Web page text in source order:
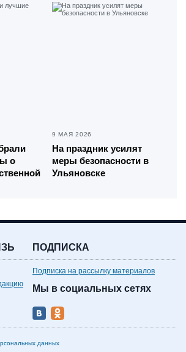
о
9 МАЯ 2026
На праздник усилят
меры безопасности в
Ульяновске
ПОДПИСКА
Подписка на рассылку материалов
Мы в социальных сетях
данных